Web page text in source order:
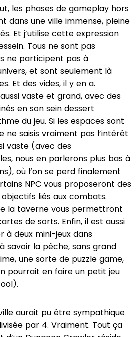
les phases de gameplay hors
dans une ville immense, pleine
Et j’utilise cette expression
Tous ne sont pas
ne participent pas à
et sont seulement là
Et des vides, il y en a.
vaste et grand, avec des
en son sein dessert
du jeu. Si les espaces sont
ne saisis vraiment pas l’intérêt
vaste (avec des
nous en parlerons plus bas à
où l’on se perd finalement
NPC vous proposeront des
liés aux combats.
la taverne vous permettront
de sorts. Enfin, il est aussi
à deux mini-jeux dans
savoir la pêche, sans grand
une sorte de puzzle game,
pourrait en faire un petit jeu
aurait pu être sympathique
par 4. Vraiment. Tout ça